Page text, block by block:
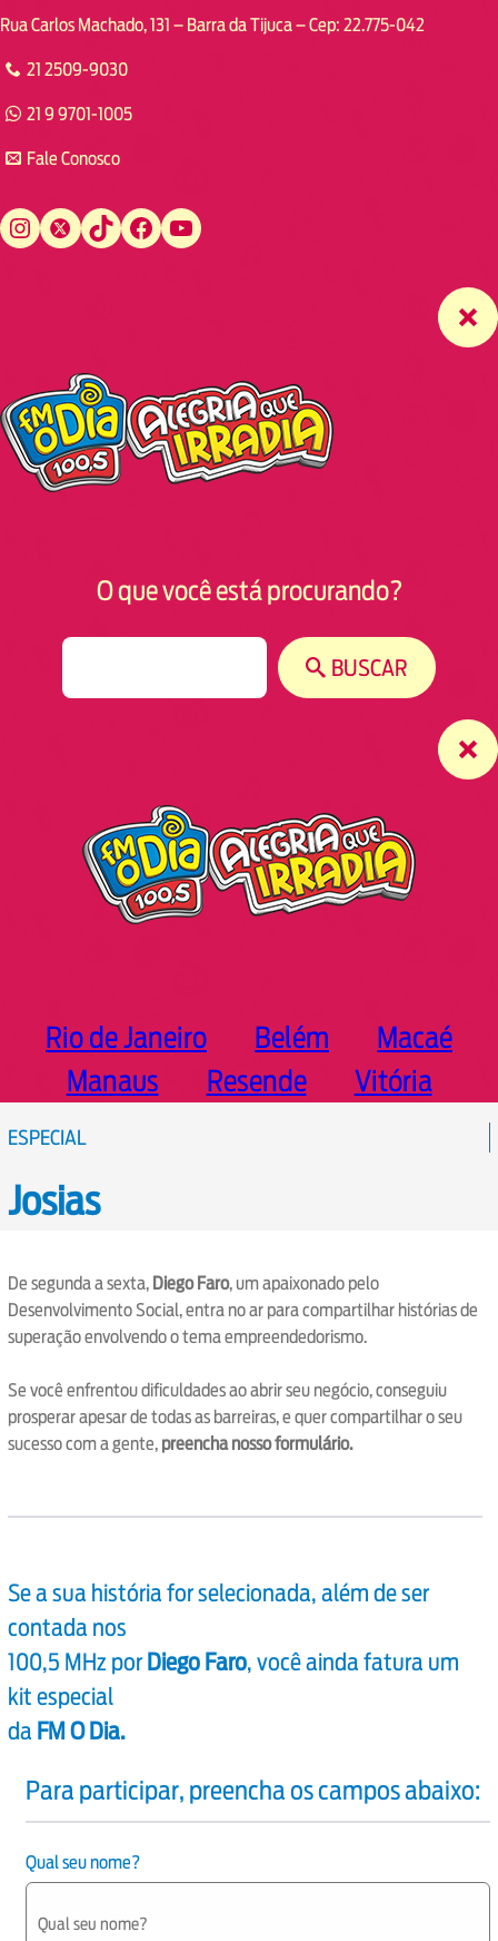
Rua Carlos Machado, 131 – Barra da Tijuca – Cep: 22.775-042
21 2509-9030
21 9 9701-1005
Fale Conosco
Instagram Twitter TikTok Facebook YouTube
O que você está procurando?
BUSCAR
Rio de Janeiro Belém
Macaé
Manaus
Resende Vitória
ESPECIAL
Josias
De segunda a sexta, Diego Faro, um apaixonado pelo
Desenvolvimento Social, entra no ar para compartilhar histórias de
superação envolvendo o tema empreendedorismo.
Se você enfrentou dificuldades ao abrir seu negócio, conseguiu
prosperar apesar de todas as barreiras, e quer compartilhar o seu
sucesso com a gente, preencha nosso formulário.
Se a sua história for selecionada, além de ser
contada nos
100,5 MHz porDiego Faro, você ainda fatura um
kit especial
da FM O Dia.
Para participar, preencha os campos abaixo:
Qual seu nome?